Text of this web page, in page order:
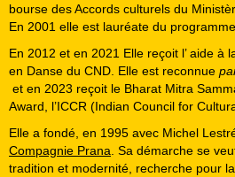
bourse des Accords culturels du
En 2001 elle est lauréate du
En 2012 et en 2021 Elle reçoit l’ aide à
en Danse du CND. Elle est reconnue
et en 2023 reçoit le Bharat Mitra
Award, l’ICCR (Indian Council for
Elle a fondé, en 1995 avec Michel
Compagnie Prana. Sa démarche se
tradition et modernité, recherche pour